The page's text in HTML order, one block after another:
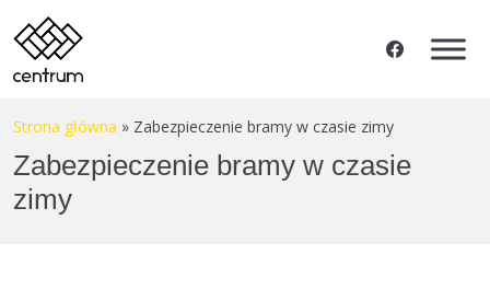
Strona główna » Zabezpieczenie bramy w czasie zimy
Zabezpieczenie bramy w czasie
zimy